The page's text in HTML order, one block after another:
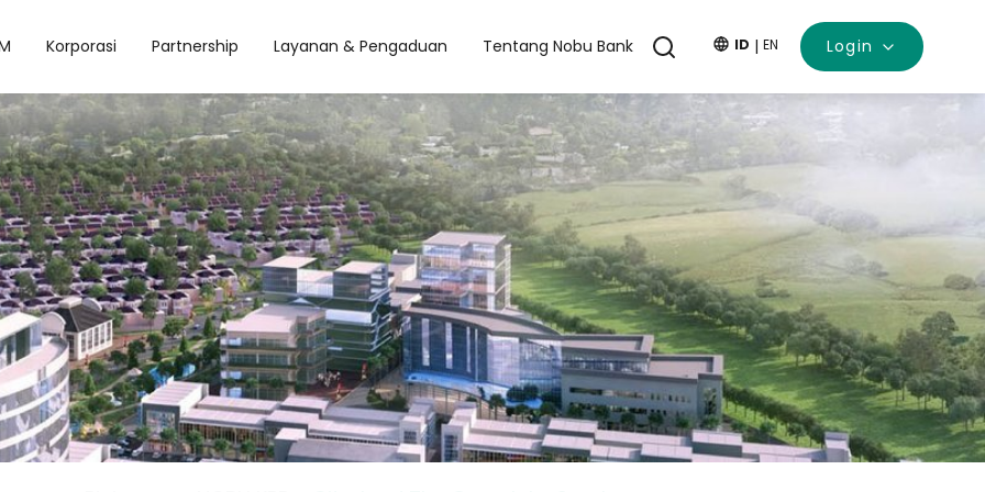
Korporasi Partnership Layanan & Pengaduan Tentang Nobu Bank ID | EN Login